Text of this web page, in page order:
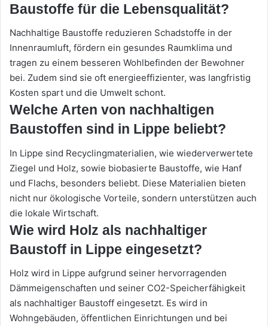
Baustoffe für die Lebensqualität?
Nachhaltige Baustoffe reduzieren Schadstoffe in der
Innenraumluft, fördern ein gesundes Raumklima und
tragen zu einem besseren Wohlbefinden der Bewohner
bei. Zudem sind sie oft energieeffizienter, was langfristig
Kosten spart und die Umwelt schont.
Welche Arten von nachhaltigen
Baustoffen sind in Lippe beliebt?
In Lippe sind Recyclingmaterialien, wie wiederverwertete
Ziegel und Holz, sowie biobasierte Baustoffe, wie Hanf
und Flachs, besonders beliebt. Diese Materialien bieten
nicht nur ökologische Vorteile, sondern unterstützen auch
die lokale Wirtschaft.
Wie wird Holz als nachhaltiger
Baustoff in Lippe eingesetzt?
Holz wird in Lippe aufgrund seiner hervorragenden
Dämmeigenschaften und seiner CO2-Speicherfähigkeit
als nachhaltiger Baustoff eingesetzt. Es wird in
Wohngebäuden, öffentlichen Einrichtungen und bei